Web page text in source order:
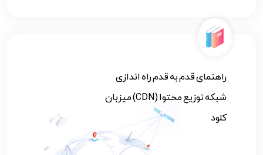
راهنمای قدم به قدم راه اندازی
شبکه توزیع محتوا (CDN) میزبان
کلود